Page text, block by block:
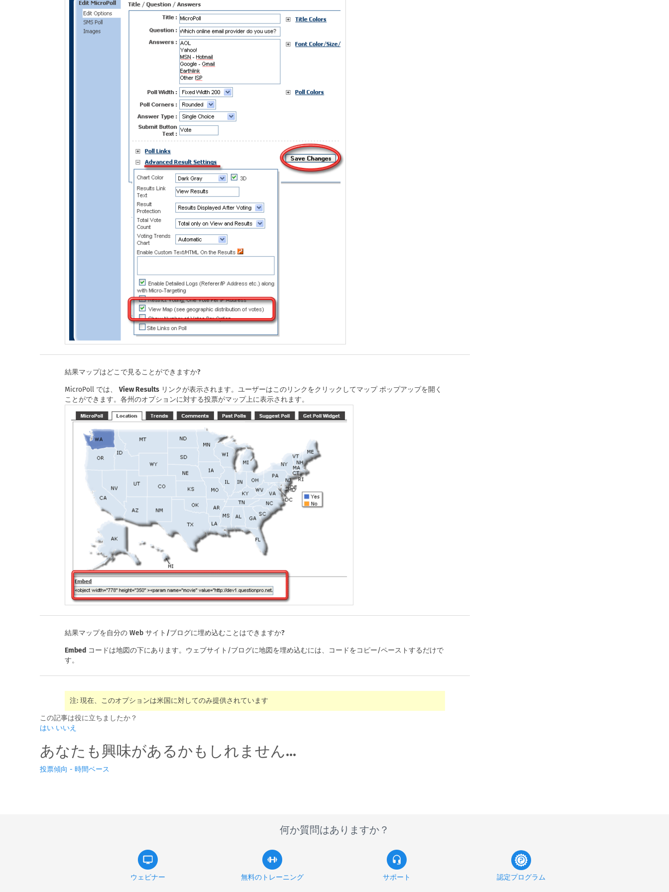
結果マップはどこで見ることができますか?
MicroPoll では、 View Results リンクが表示されます。ユーザーはこのリンクをクリックしてマップ ポップアップを開く
ことができます。各州のオプションに対する投票がマップ上に表示されます。
結果マップを自分の Web サイト/ブログに埋め込むことはできますか?
Embed コードは地図の下にあります。ウェブサイト/ブログに地図を埋め込むには、コードをコピー/ペーストするだけで
す。
注: 現在、このオプションは米国に対してのみ提供されています
この記事は役に立ちましたか？
はい いいえ
あなたも興味があるかもしれません...
投票傾向 - 時間ベース
何か質問はありますか？
ウェビナー 無料のトレーニング サポート 認定プログラム